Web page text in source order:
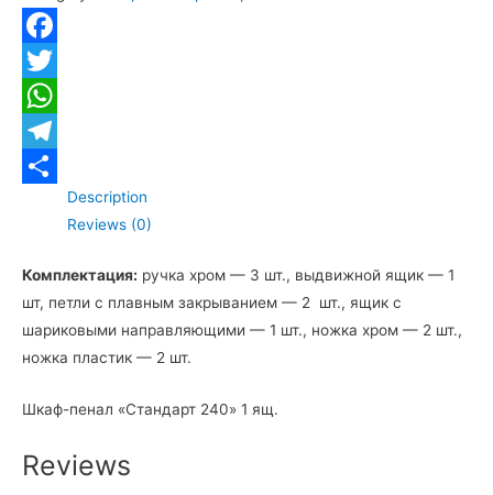
24"
ящик
quantity
Facebook
Twitter
WhatsApp
Telegram
ОтправитьDescription
Reviews (0)
Комплектация: ручка хром — 3 шт., выдвижной ящик — 1
шт, петли с плавным закрыванием — 2 шт., ящик с
шариковыми направляющими — 1 шт., ножка хром — 2 шт.,
ножка пластик — 2 шт.
Шкаф-пенал «Стандарт 240» 1 ящ.
Reviews